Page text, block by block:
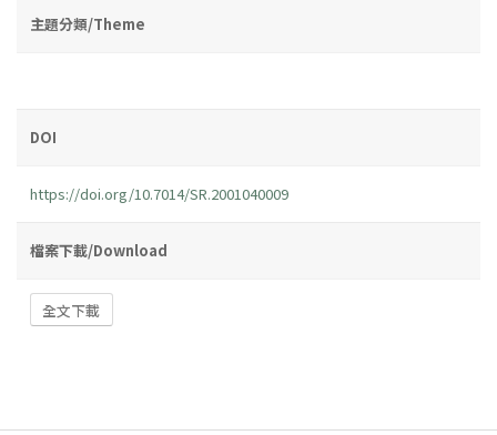
主題分類/Theme
DOI
https://doi.org/10.7014/SR.2001040009
檔案下載/Download
全文下載